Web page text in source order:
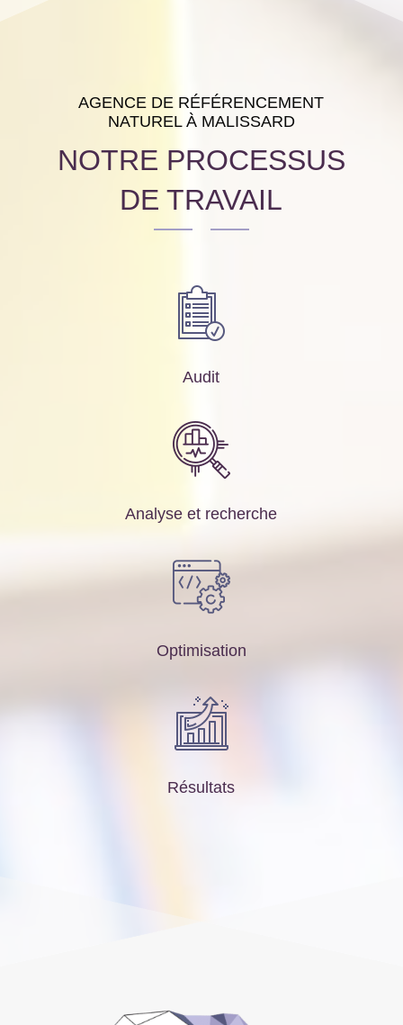
AGENCE DE RÉFÉRENCEMENT
NATUREL À MALISSARD
NOTRE PROCESSUS
DE TRAVAIL
Audit
Analyse et recherche
Optimisation
Résultats